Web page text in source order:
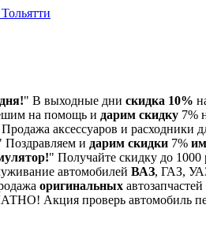
" В выходные дни скидка 10%
на помощь и дарим скидку 7%
аксессуаров и расходники
Поздравляем и дарим скидки 7%
" Получайте скидку до 1000
автомобилей ВАЗ, ГАЗ,
оригинальных автозапчастей
Акция проверь автомобиль